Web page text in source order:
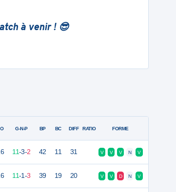
à venir ! 😎
G-N-P BP BC DIFF RATIO FORME
11-3-2 42 11 31 V V V N V
11-1-3 39 19 20 V V D N V